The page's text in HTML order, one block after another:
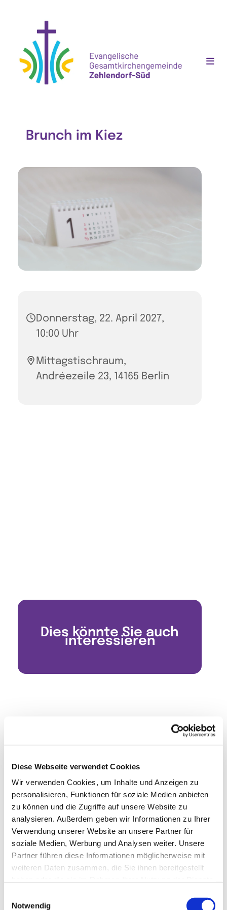
Diese Webseite verwendet Cookies
Wir verwenden Cookies, um Inhalte und Anzeigen zu
personalisieren, Funktionen für soziale Medien anbieten
zu können und die Zugriffe auf unsere Website zu
analysieren. Außerdem geben wir Informationen zu Ihrer
Verwendung unserer Website an unsere Partner für
soziale Medien, Werbung und Analysen weiter. Unsere
Partner führen diese Informationen möglicherweise mit
weiteren Daten zusammen, die Sie ihnen bereitgestellt
Notwendig
Brunch im Kiez
Donnerstag, 22. April 2027,
10:00 Uhr
Mittagstischraum,
Andréezeile 23, 14165 Berlin
Dies könnte Sie auch
interessieren